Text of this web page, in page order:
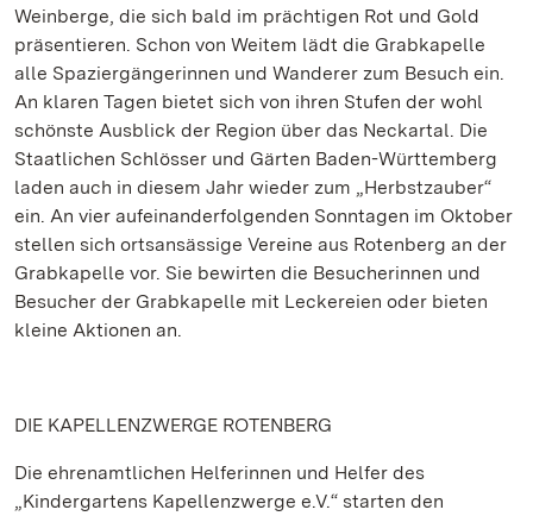
Weinberge, die sich bald im prächtigen Rot und Gold
präsentieren. Schon von Weitem lädt die Grabkapelle
alle Spaziergängerinnen und Wanderer zum Besuch ein.
An klaren Tagen bietet sich von ihren Stufen der wohl
schönste Ausblick der Region über das Neckartal. Die
Staatlichen Schlösser und Gärten Baden-Württemberg
laden auch in diesem Jahr wieder zum „Herbstzauber“
ein. An vier aufeinanderfolgenden Sonntagen im Oktober
stellen sich ortsansässige Vereine aus Rotenberg an der
Grabkapelle vor. Sie bewirten die Besucherinnen und
Besucher der Grabkapelle mit Leckereien oder bieten
kleine Aktionen an.
DIE KAPELLENZWERGE ROTENBERG
Die ehrenamtlichen Helferinnen und Helfer des
„Kindergartens Kapellenzwerge e.V.“ starten den